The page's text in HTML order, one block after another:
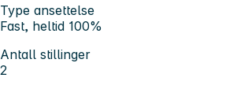
Type ansettelse
Fast, heltid 100%
Antall stillinger
2